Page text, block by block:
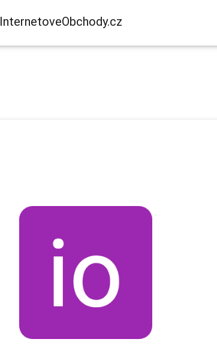
InternetoveObchody.cz